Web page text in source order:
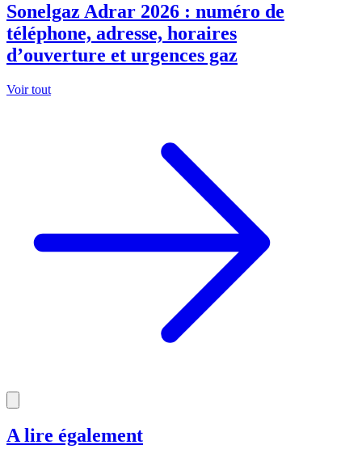
Sonelgaz Adrar 2026 : numéro de
téléphone, adresse, horaires
d’ouverture et urgences gaz
Voir tout
A lire également